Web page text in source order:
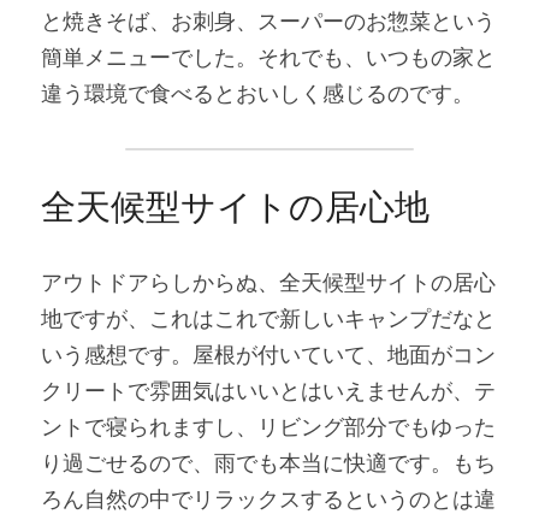
と焼きそば、お刺身、スーパーのお惣菜という
簡単メニューでした。それでも、いつもの家と
違う環境で食べるとおいしく感じるのです。
全天候型サイトの居心地
アウトドアらしからぬ、全天候型サイトの居心
地ですが、これはこれで新しいキャンプだなと
いう感想です。屋根が付いていて、地面がコン
クリートで雰囲気はいいとはいえませんが、テ
ントで寝られますし、リビング部分でもゆった
り過ごせるので、雨でも本当に快適です。もち
ろん自然の中でリラックスするというのとは違